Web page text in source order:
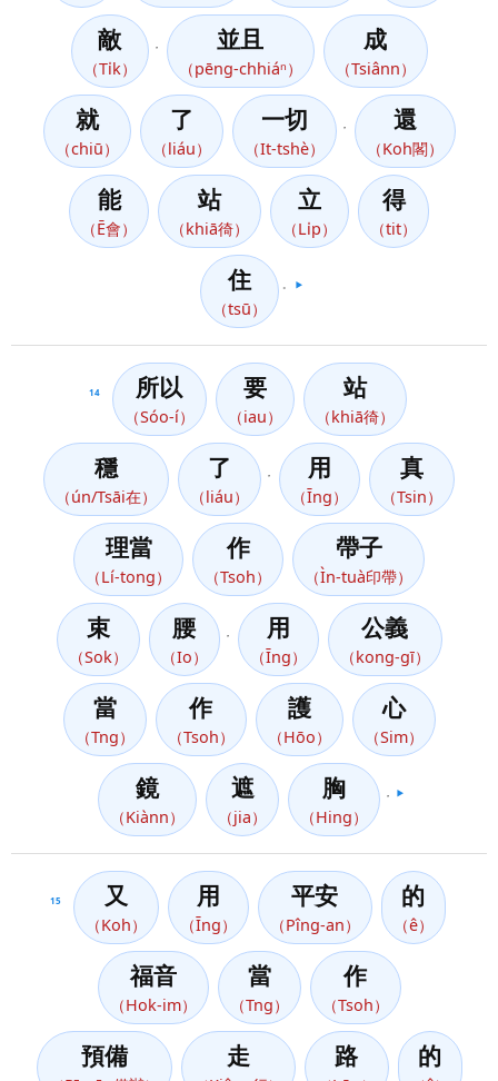
敵
（Ti̍k）
並且
（pēng-chhiáⁿ）
成
（Tsiânn）
就
（chiū）
了
（liáu）
一切
（It-tshè）
還
（Koh閣）
能
（Ē會）
站
（khiā徛）
立
（Li̍p）
得
（tit）
住
（tsū）
▶️
14 所以
（Sóo-í）
要
（iau）
站
（khiā徛）
穩
（ún/Tsāi在）
了
（liáu）
用
（Īng）
真
（Tsin）
理當
（Lí-tong）
作
（Tsoh）
帶子
（Ìn-tuà印帶）
束
（Sok）
腰
（Io）
用
（Īng）
公義
（kong-gī）
當
（Tng）
作
（Tsoh）
護
（Hōo）
心
（Sim）
鏡
（Kiànn）
遮
（jia）
胸
（Hing）
▶️
15 又
（Koh）
用
（Īng）
平安
（Pîng-an）
的
（ê）
福音
（Hok-im）
當
（Tng）
作
（Tsoh）
預備 走 路 的